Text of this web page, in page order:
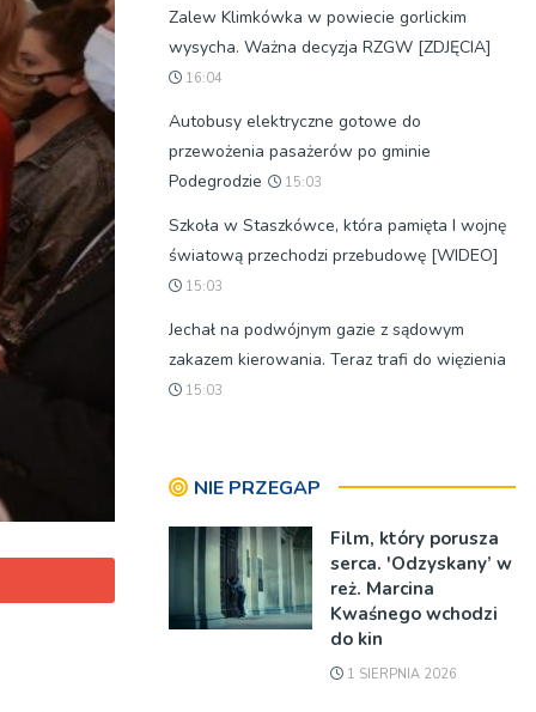
Zalew Klimkówka w powiecie gorlickim
wysycha. Ważna decyzja RZGW [ZDJĘCIA]
16:04
Autobusy elektryczne gotowe do
przewożenia pasażerów po gminie
Podegrodzie
15:03
Szkoła w Staszkówce, która pamięta I wojnę
światową przechodzi przebudowę [WIDEO]
15:03
Jechał na podwójnym gazie z sądowym
zakazem kierowania. Teraz trafi do więzienia
15:03
NIE PRZEGAP
Film, który porusza
serca. 'Odzyskany’ w
reż. Marcina
Kwaśnego wchodzi
do kin
1 SIERPNIA 2026